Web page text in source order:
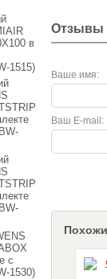
Отзывы
Ваше имя:
Ваш E-mail:
в
1515)
с
1530)